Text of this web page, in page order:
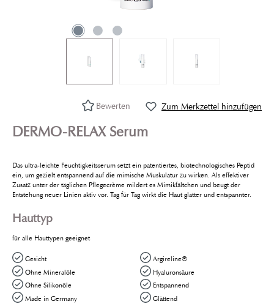
Zum Merkzettel hinzufügen
Bewerten
DERMO-RELAX Serum
Das ultra-leichte Feuchtigkeitsserum setzt ein patentiertes, biotechnologisches Peptid
ein, um gezielt entspannend auf die mimische Muskulatur zu wirken. Als effektiver
Zusatz unter der täglichen Pflegecrème mildert es Mimikfältchen und beugt der
Entstehung neuer Linien aktiv vor. Tag für Tag wirkt die Haut glatter und entspannter.
Hauttyp
für alle Hauttypen geeignet
Gesicht
Ohne Mineralöle
Ohne Silikonöle
Made in Germany
Argireline®
Hyaluronsäure
Entspannend
Glättend